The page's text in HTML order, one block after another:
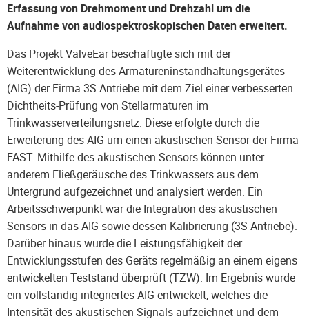
Erfassung von Drehmoment und Drehzahl um die
Aufnahme von audiospektroskopischen Daten erweitert.
Das Projekt ValveEar beschäftigte sich mit der
Weiterentwicklung des Armatureninstandhaltungsgerätes
(AIG) der Firma 3S Antriebe mit dem Ziel einer verbesserten
Dichtheits-Prüfung von Stellarmaturen im
Trinkwasserverteilungsnetz. Diese erfolgte durch die
Erweiterung des AIG um einen akustischen Sensor der Firma
FAST. Mithilfe des akustischen Sensors können unter
anderem Fließgeräusche des Trinkwassers aus dem
Untergrund aufgezeichnet und analysiert werden. Ein
Arbeitsschwerpunkt war die Integration des akustischen
Sensors in das AIG sowie dessen Kalibrierung (3S Antriebe).
Darüber hinaus wurde die Leistungsfähigkeit der
Entwicklungsstufen des Geräts regelmäßig an einem eigens
entwickelten Teststand überprüft (TZW). Im Ergebnis wurde
ein vollständig integriertes AIG entwickelt, welches die
Intensität des akustischen Signals aufzeichnet und dem